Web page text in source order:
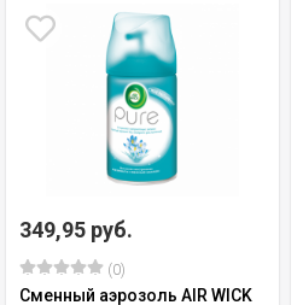
349,95 руб.
(0)
Сменный аэрозоль AIR WICK